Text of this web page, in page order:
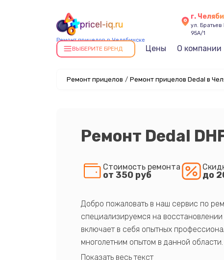
pricel-iq.ru
Ремонт прицелов в Челябинске
г.
ул.
95А/1
ВЫБЕРИТЕ БРЕНД Цены О компании
Ремонт прицелов / Ремонт прицелов Dedal в
Ремонт Dedal
Стоимость ремонта
от 350 руб до
Добро пожаловать в наш сервис по
специализируемся на
включает в себя опытных
многолетним опытом в данной
качественный ремонт с